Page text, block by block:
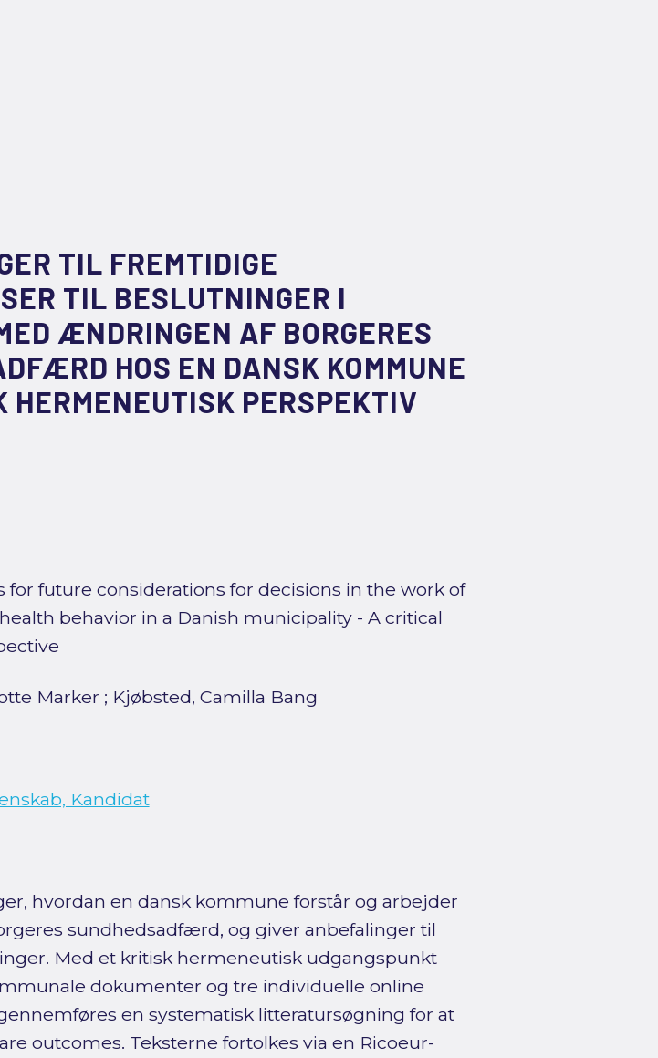
TIL FREMTIDIGE
TIL BESLUTNINGER I
ÆNDRINGEN AF BORGERES
HOS EN DANSK KOMMUNE
HERMENEUTISK PERSPEKTIV
for future considerations for decisions in the work of
behavior in a Danish municipality - A critical
Marker ; Kjøbsted, Camilla Bang
Kandidat
hvordan en dansk kommune forstår og arbejder
sundhedsadfærd, og giver anbefalinger til
Med et kritisk hermeneutisk udgangspunkt
dokumenter og tre individuelle online
en systematisk litteratursøgning for at
outcomes. Teksterne fortolkes via en Ricoeur-